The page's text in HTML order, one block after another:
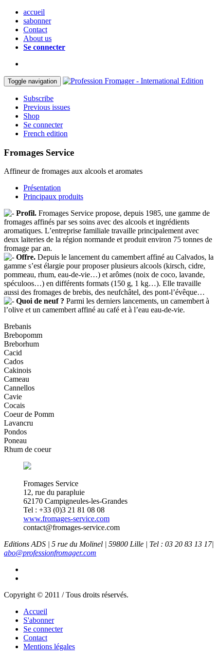
accueil
sabonner
Contact
About us
Se connecter
Toggle navigation
Subscribe
Previous issues
Shop
Se connecter
French edition
Fromages Service
Affineur de fromages aux alcools et aromates
Présentation
Principaux produits
Profil. Fromages Service propose, depuis 1985, une gamme de
fromages affinés par ses soins avec des alcools et ingrédients
aromatiques. L’entreprise familiale travaille principalement avec
deux laiteries de la région normande et produit environ 75 tonnes de
fromage par an.
Offre. Depuis le lancement du camembert affiné au Calvados, la
gamme s’est élargie pour proposer plusieurs alcools (kirsch, cidre,
pommeau, rhum, eau-de-vie…) et arômes (noix de coco, lavande,
spéculoos…) en différents formats (150 g, 1 kg…). Elle travaille
aussi des fromages de brebis, des neufchâtel, des pont-l’évêque…
Quoi de neuf ? Parmi les derniers lancements, un camembert à
l’olive et un camembert affiné au café et à l’eau eau-de-vie.
Brebanis
Brebopomm
Breborhum
Cacid
Cados
Cakinois
Cameau
Cannellos
Cavie
Cocais
Coeur de Pomm
Lavancru
Pondos
Poneau
Rhum de coeur
Fromages Service
12, rue du parapluie
62170 Campigneules-les-Grandes
Tel : +33 (0)3 21 81 08 08
www.fromages-service.com
contact@fromages-service.com
Editions ADS | 5 rue du Molinel | 59800 Lille | Tel : 03 20 83 13 17|
abo@professionfromager.com
Copyright © 2011 / Tous droits réservés.
Accueil
S'abonner
Se connecter
Contact
Mentions légales